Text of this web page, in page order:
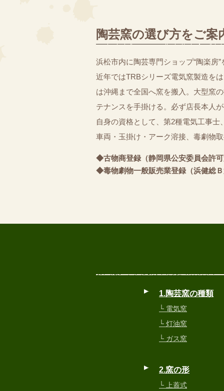
陶芸窯の選び方をご案
浜松市内に陶芸専門ショップ“陶楽房”
近年ではTRBシリーズ電気窯製造を
は沖縄まで全国へ窯を搬入。大型窯
テナンスを手掛ける。必ず店長本人
自身の資格として、第2種電気工事
車両・玉掛け・アーク溶接、毒劇物
◆古物商登録（静岡県公安委員会許
◆毒物劇物一般販売業登録（浜健総
1.陶芸窯の種類
└ 電気窯
└ 灯油窯
└ ガス窯
2.窯の形
└ 上蓋式